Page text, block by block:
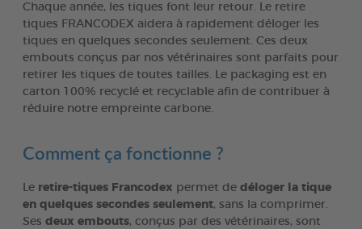
Chaque année, les tiques font leur retour. Le retire
tiques FRANCODEX aidera à rapidement déloger les
tiques en quelques secondes seulement. Ces deux
embouts conçus par nos vétérinaires sont parfaits pour
retirer les tiques de toutes tailles. Le packaging est en
carton 100% recyclé et recyclable afin de contribuer à
réduire notre empreinte carbone.
Comment ça fonctionne ?
Le retire-tiques Francodex permet de déloger la tique
en quelques secondes seulement, sans la comprimer.
Ses deux embouts, conçus par des vétérinaires, sont